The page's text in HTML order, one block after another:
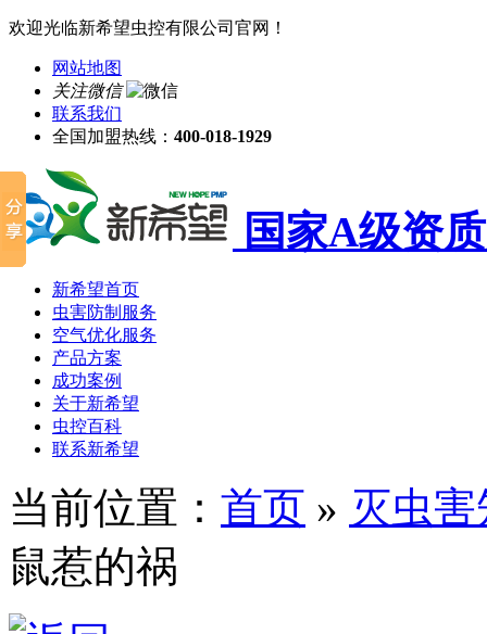
欢迎光临新希望虫控有限公司官网！
网站地图
关注微信
联系我们
全国加盟热线： 400-018-1929
国家A级资质
新希望首页
虫害防制服务
空气优化服务
产品方案
成功案例
关于新希望
虫控百科
联系新希望
当前位置： 首页 » 灭虫
鼠惹的祸